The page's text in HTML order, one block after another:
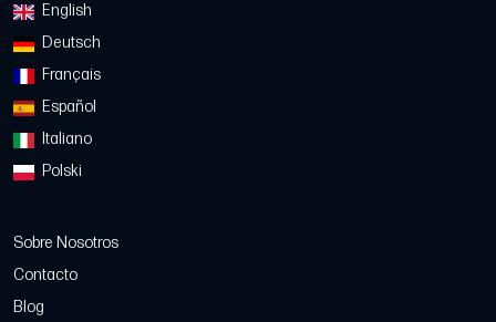
English
Deutsch
Français
Español
Italiano
Polski
Sobre Nosotros
Contacto
Blog